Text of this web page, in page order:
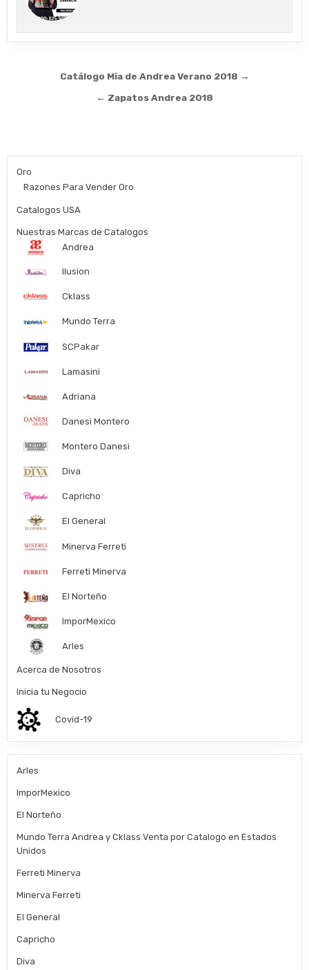
navigation
Catálogo Mia de Andrea Verano 2018 →
← Zapatos Andrea 2018
Oro
Razones Para Vender Oro
Catalogos USA
Nuestras Marcas de Catalogos
Andrea
Ilusion
Cklass
Mundo Terra
SCPakar
Lamasini
Adriana
Danesi Montero
Montero Danesi
Diva
Capricho
El General
Minerva Ferreti
Ferreti Minerva
El Norteño
ImporMexico
Arles
Acerca de Nosotros
Inicia tu Negocio
Covid-19
Arles
ImporMexico
El Norteño
Mundo Terra Andrea y Cklass Venta por Catalogo en Estados
Unidos
Ferreti Minerva
Minerva Ferreti
El General
Capricho
Diva